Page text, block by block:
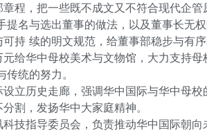
章程，把一些既不成文又不符合现代企
提名与选出董事的做法，以及董事长无
持 续的明文规范，给董事部稳步与有序
给华中母校美术与文物馆，大力支持
传统的努力。
设立历史走廊，强调华中国际与华中母
割，发扬华中大家庭精神。
技指导委员会，负责推动华中国际朝向